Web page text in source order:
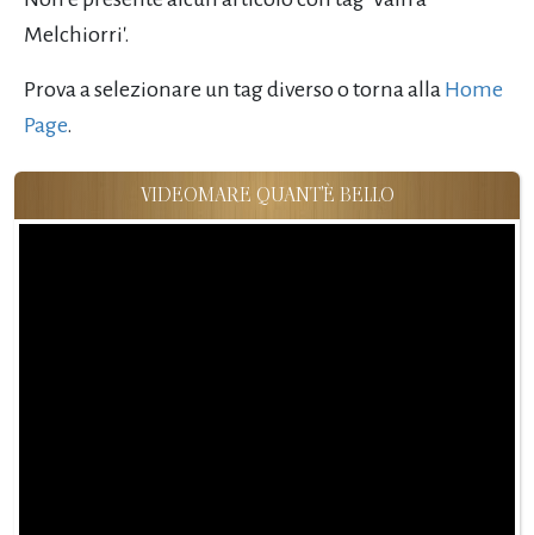
Melchiorri'.
Prova a selezionare un tag diverso o torna alla Home
Page.
VIDEOMARE QUANT'È BELLO